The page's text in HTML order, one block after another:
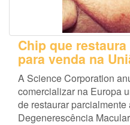
Chip que
para venda na
A Science Corporation
comercializar na Europa
de restaurar
Degenerescência